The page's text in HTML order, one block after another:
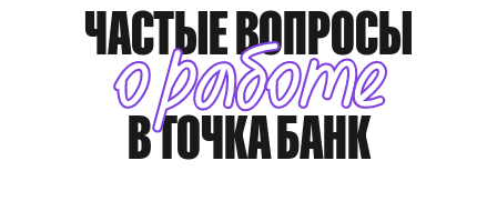
ЧАСТЫЕ ВОПРОСЫ
о работе
В ТОЧКА БАНК